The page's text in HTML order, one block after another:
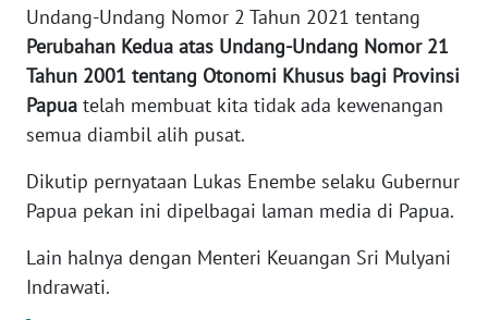
Undang-Undang Nomor 2 Tahun 2021 tentang
Perubahan Kedua atas Undang-Undang Nomor 21
Tahun 2001 tentang Otonomi Khusus bagi Provinsi
Papua telah membuat kita tidak ada kewenangan
semua diambil alih pusat.
Dikutip pernyataan Lukas Enembe selaku Gubernur
Papua pekan ini dipelbagai laman media di Papua.
Lain halnya dengan Menteri Keuangan Sri Mulyani
Indrawati.
News
Regional
WN
SUMUT
WN
JAKARTA
WN